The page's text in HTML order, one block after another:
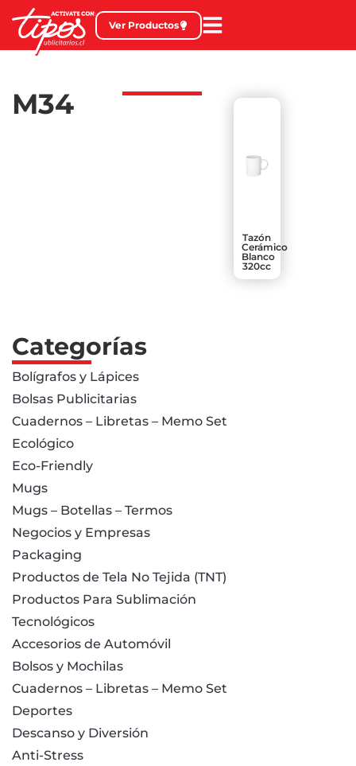
Ver Productos
M34
Tazón
Cerámico
Blanco
320cc
Categorías
Bolígrafos y Lápices
Bolsas Publicitarias
Cuadernos – Libretas – Memo Set
Ecológico
Eco-Friendly
Mugs
Mugs – Botellas – Termos
Negocios y Empresas
Packaging
Productos de Tela No Tejida (TNT)
Productos Para Sublimación
Tecnológicos
Accesorios de Automóvil
Bolsos y Mochilas
Cuadernos – Libretas – Memo Set
Deportes
Descanso y Diversión
Anti-Stress